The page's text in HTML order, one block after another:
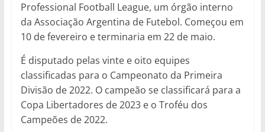
Professional Football League, um órgão interno
da Associação Argentina de Futebol. Começou em
10 de fevereiro e terminaria em 22 de maio.
É disputado pelas vinte e oito equipes
classificadas para o Campeonato da Primeira
Divisão de 2022. O campeão se classificará para a
Copa Libertadores de 2023 e o Troféu dos
Campeões de 2022.